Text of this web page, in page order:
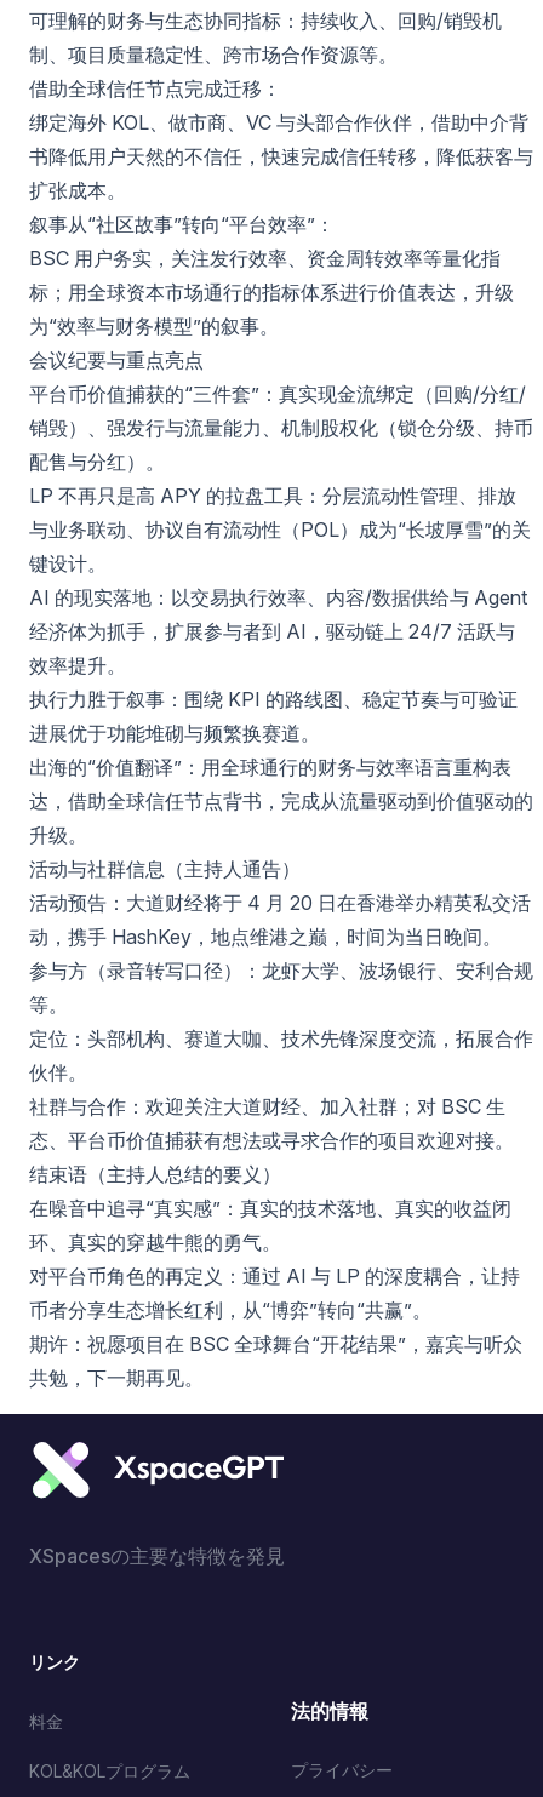
可理解的财务与生态协同指标：持续收入、回购/销毁机
制、项目质量稳定性、跨市场合作资源等。
借助全球信任节点完成迁移：
绑定海外 KOL、做市商、VC 与头部合作伙伴，借助中介背
书降低用户天然的不信任，快速完成信任转移，降低获客与
扩张成本。
叙事从“社区故事”转向“平台效率”：
BSC 用户务实，关注发行效率、资金周转效率等量化指
标；用全球资本市场通行的指标体系进行价值表达，升级
为“效率与财务模型”的叙事。
会议纪要与重点亮点
平台币价值捕获的“三件套”：真实现金流绑定（回购/分红/
销毁）、强发行与流量能力、机制股权化（锁仓分级、持币
配售与分红）。
LP 不再只是高 APY 的拉盘工具：分层流动性管理、排放
与业务联动、协议自有流动性（POL）成为“长坡厚雪”的关
键设计。
AI 的现实落地：以交易执行效率、内容/数据供给与 Agent
经济体为抓手，扩展参与者到 AI，驱动链上 24/7 活跃与
效率提升。
执行力胜于叙事：围绕 KPI 的路线图、稳定节奏与可验证
进展优于功能堆砌与频繁换赛道。
出海的“价值翻译”：用全球通行的财务与效率语言重构表
达，借助全球信任节点背书，完成从流量驱动到价值驱动的
升级。
活动与社群信息（主持人通告）
活动预告：大道财经将于 4 月 20 日在香港举办精英私交活
动，携手 HashKey，地点维港之巅，时间为当日晚间。
参与方（录音转写口径）：龙虾大学、波场银行、安利合规
等。
定位：头部机构、赛道大咖、技术先锋深度交流，拓展合作
伙伴。
社群与合作：欢迎关注大道财经、加入社群；对 BSC 生
态、平台币价值捕获有想法或寻求合作的项目欢迎对接。
结束语（主持人总结的要义）
在噪音中追寻“真实感”：真实的技术落地、真实的收益闭
环、真实的穿越牛熊的勇气。
对平台币角色的再定义：通过 AI 与 LP 的深度耦合，让持
币者分享生态增长红利，从“博弈”转向“共赢”。
期许：祝愿项目在 BSC 全球舞台“开花结果”，嘉宾与听众
共勉，下一期再见。
XSpacesの主要な特徴を発見
リンク
料金
KOL&KOLプログラム
法的情報
プライバシー